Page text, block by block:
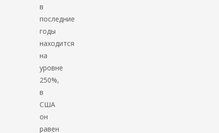
в
последние
годы
находится
на
уровне
250%,
в
США
он
равен